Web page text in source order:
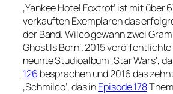
‚Yankee Hotel Foxtrot‘ ist mit über
verkauften Exemplaren das
der Band. Wilco gewann zwei
Ghost Is Born‘. 2015
neunte Studioalbum ‚Star Wars‘,
126 besprachen und 2016 das
‚Schmilco‘, das inEpisode 178